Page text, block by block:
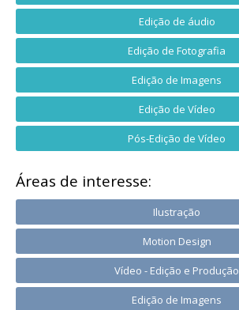
Edição de áudio
Edição de Fotografia
Edição de Imagens
Edição de Vídeo
Pós-Edição de Vídeo
Áreas de interesse:
Ilustração
Motion Design
Vídeo - Edição e Produção
Edição de Imagens